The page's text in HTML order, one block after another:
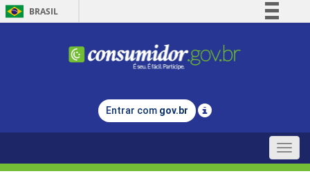
BRASIL
Comunica BR
Legislação
Entrar com gov.br
Toggle